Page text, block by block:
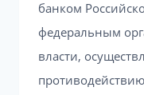
банком
федеральным
власти,